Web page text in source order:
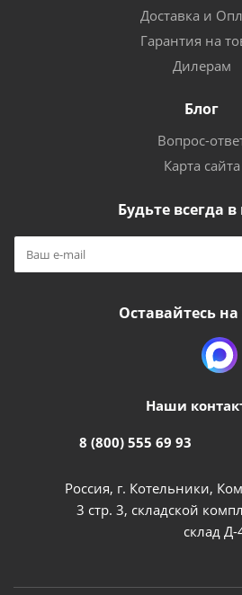
Доставка и
Гарантия на
Дилерам
Блог
Вопрос-
Карта сайта
Будьте всегда в
Оставайтесь на
Наши
8 (800) 555 69 93
Россия, г. Котельники,
3 стр. 3, складской
склад Д-